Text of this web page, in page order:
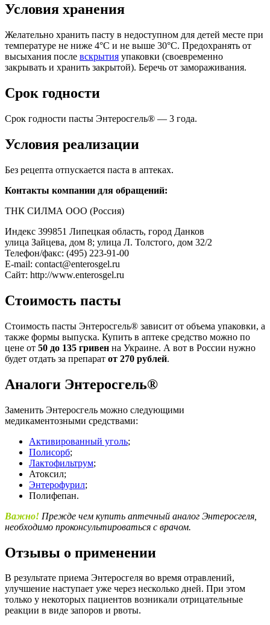
Условия хранения
Желательно хранить пасту в недоступном для детей месте при
температуре не ниже 4°С и не выше 30°С. Предохранять от
высыхания после вскрытия упаковки (своевременно
закрывать и хранить закрытой). Беречь от замораживания.
Срок годности
Срок годности пасты Энтеросгель® — 3 года.
Условия реализации
Без рецепта отпускается паста в аптеках.
Контакты компании для обращений:
ТНК СИЛМА ООО (Россия)
Индекс 399851 Липецкая область, город Данков
улица Зайцева, дом 8; улица Л. Толстого, дом 32/2
Телефон/факс: (495) 223-91-00
E-mail: contact@enterosgel.ru
Сайт: http://www.enterosgel.ru
Стоимость пасты
Стоимость пасты Энтеросгель® зависит от объема упаковки, а
также формы выпуска. Купить в аптеке средство можно по
цене от 50 до 135 гривен на Украине. А вот в России нужно
будет отдать за препарат от 270 рублей.
Аналоги Энтеросгель®
Заменить Энтеросгель можно следующими
медикаментозными средствами:
Активированный уголь;
Полисорб;
Лактофильтрум;
Атоксил;
Энтерофурил;
Полифепан.
Важно! Прежде чем купить аптечный аналог Энтеросгеля,
необходимо проконсультироваться с врачом.
Отзывы о применении
В результате приема Энтеросгеля во время отравлений,
улучшение наступает уже через несколько дней. При этом
только у некоторых пациентов возникали отрицательные
реакции в виде запоров и рвоты.